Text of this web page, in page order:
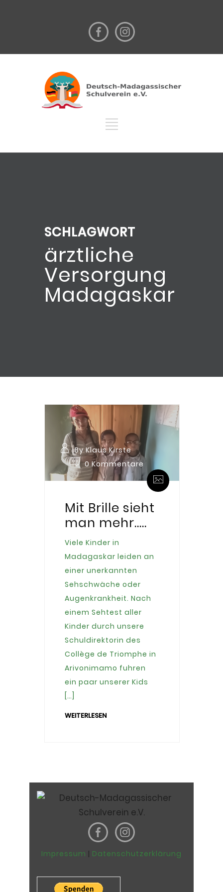
SCHLAGWORT
ärztliche
Versorgung
Madagaskar
By Klaus Kirste
0 Kommentare
Mit Brille sieht
man mehr…..
Viele Kinder in
Madagaskar leiden an
einer unerkannten
Sehschwäche oder
Augenkrankheit. Nach
einem Sehtest aller
Kinder durch unsere
Schuldirektorin des
Collège de Triomphe in
Arivonimamo fuhren
ein paar unserer Kids
[…]
WEITERLESEN
Impressum | Datenschutzerklärung